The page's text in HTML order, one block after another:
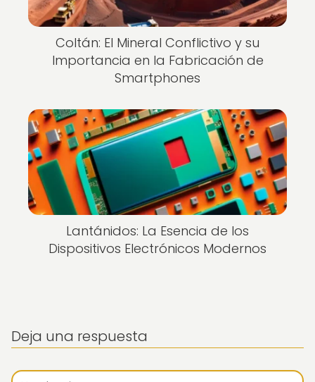
Coltán: El Mineral Conflictivo y su
Importancia en la Fabricación de
Smartphones
Lantánidos: La Esencia de los
Dispositivos Electrónicos Modernos
Deja una respuesta